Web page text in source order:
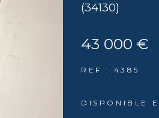
(34130)
43 000 €
REF : 4385
DISPONIBLE